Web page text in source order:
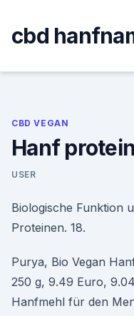
content
cbd
CBD VEGAN
Hanf
USER
Biologische Funktion
Proteinen. 18.
Purya, Bio Vegan
250 g, 9.49 Euro,
Hanfmehl für den